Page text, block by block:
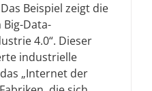
Beispiel zeigt die
Data-
4.0“. Dieser
industrielle
„Internet der